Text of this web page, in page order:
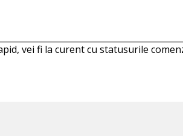
vei fi la curent cu statusurile